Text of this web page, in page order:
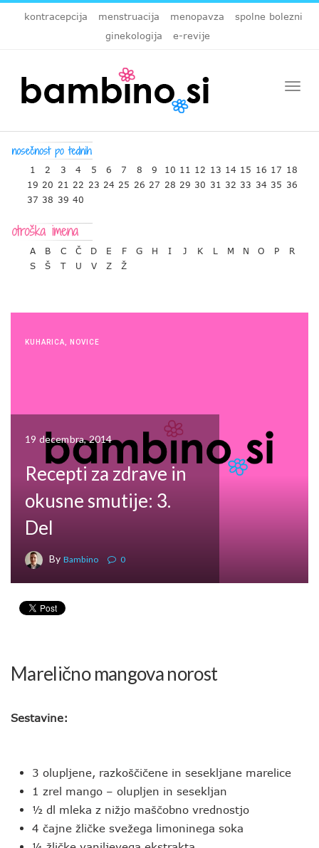
kontracepcija menstruacija menopavza
spolne bolezni
ginekologija
e-revije
1 2 3 4 5 6 7 8 9 10 11 12 13 14 15 16 17 18
19 20 21 22 23 24 25 26 27 28 29 30 31 32 33 34 35 36
37 38 39 40
A B C Č D E F G H I J K L M N O P
R
S
Š T U V Z Ž
KUHARICA NOVICE
19 decembra, 2014
Recepti za zdrave in
okusne smutije: 3.
Del
By Bambino 0
Marelično mangova norost
Sestavine:
3 olupljene, razkoščičene in sesekljane marelice
1 zrel mango – olupljen in sesekljan
½ dl mleka z nižjo maščobno vrednostjo
4 čajne žličke svežega limoninega soka